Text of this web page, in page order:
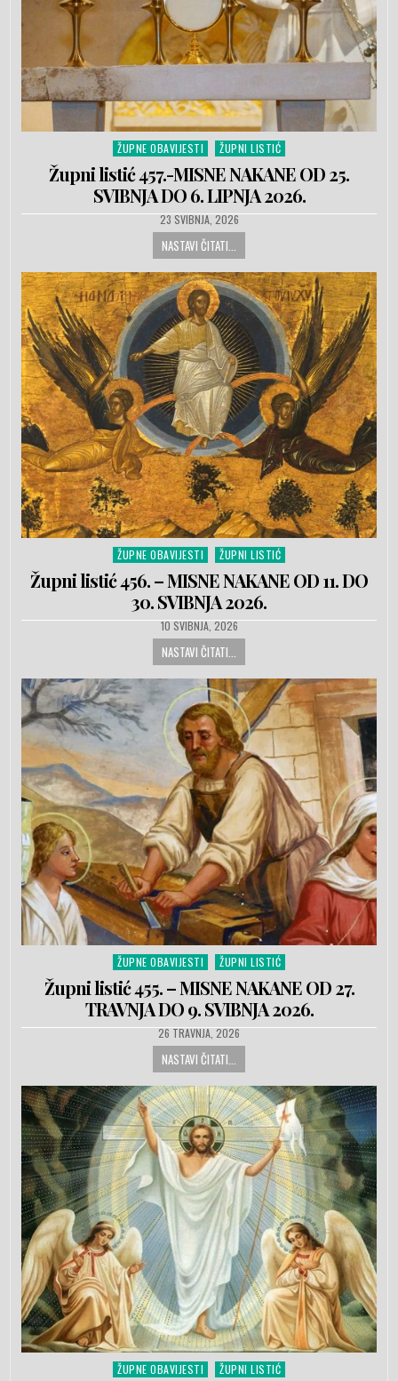
Posted in
ŽUPNE OBAVIJESTI ŽUPNI LISTIĆ
Župni listić 457.-MISNE NAKANE OD 25.
SVIBNJA DO 6. LIPNJA 2026.
PUBLISHED DATE:
23 SVIBNJA, 2026
NASTAVI ČITATI...
Posted in
ŽUPNE OBAVIJESTI ŽUPNI LISTIĆ
Župni listić 456. – MISNE NAKANE OD 11. DO
30. SVIBNJA 2026.
PUBLISHED DATE:
10 SVIBNJA, 2026
NASTAVI ČITATI...
Posted in
ŽUPNE OBAVIJESTI ŽUPNI LISTIĆ
Župni listić 455. – MISNE NAKANE OD 27.
TRAVNJA DO 9. SVIBNJA 2026.
PUBLISHED DATE:
26 TRAVNJA, 2026
NASTAVI ČITATI...
Posted in
ŽUPNE OBAVIJESTI ŽUPNI LISTIĆ